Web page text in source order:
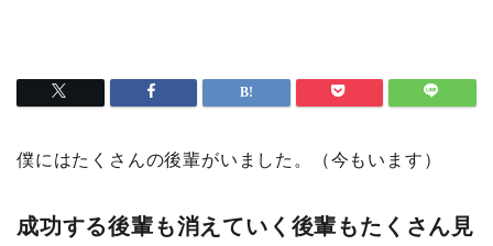
僕にはたくさんの後輩がいました。（今もいます）
成功する後輩も消えていく後輩もたくさん見